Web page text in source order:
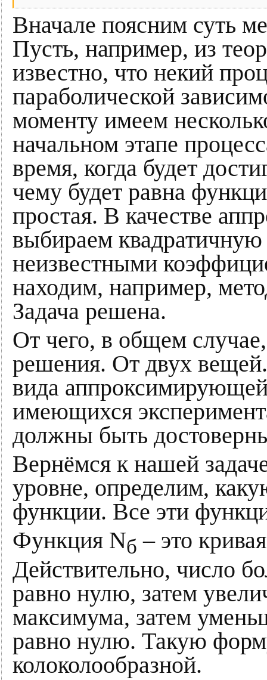
Вначале поясним суть
Пусть, например, из
известно, что некий
параболической
моменту имеем
начальном этапе
время, когда будет
чему будет равна
простая. В качестве
выбираем квадратичную
неизвестными
находим, например,
Задача решена.
От чего, в общем случае,
решения. От двух
вида
имеющихся
должны быть
Вернёмся к нашей
уровне, определим,
функции. Все эти
Функция Nб – это
Действительно, число
равно нулю, затем
максимума, затем
равно нулю. Такую
колоколообразной.